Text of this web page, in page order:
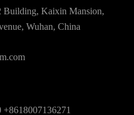
Building, Kaixin Mansion,
Wuhan, China
+8618007136271